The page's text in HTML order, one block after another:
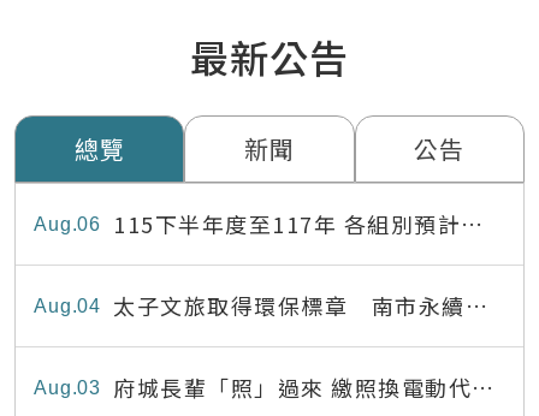
最新公告
總覽 新聞 公告
06
Aug
115下半年度至117年 各組別預計出
缺員額表
04
Aug
太子文旅取得環保標章 南市永續旅
宿達22家
03
Aug
府城長輩「照」過來 繳照換電動代步